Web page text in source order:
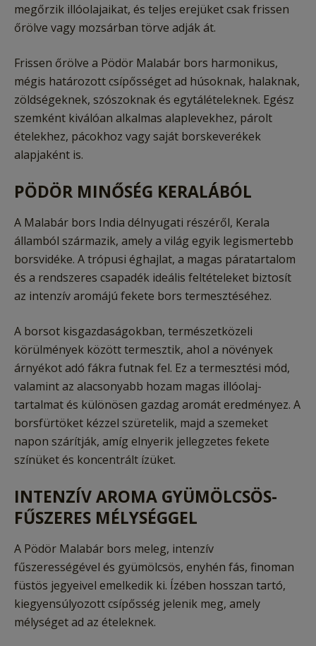
megőrzik illóolajaikat, és teljes erejüket csak frissen
őrölve vagy mozsárban törve adják át.
Frissen őrölve a Pödör Malabár bors harmonikus,
mégis határozott csípősséget ad húsoknak, halaknak,
zöldségeknek, szószoknak és egytálételeknek. Egész
szemként kiválóan alkalmas alaplevekhez, párolt
ételekhez, pácokhoz vagy saját borskeverékek
alapjaként is.
PÖDÖR MINŐSÉG KERALÁBÓL
A Malabár bors India délnyugati részéről, Kerala
államból származik, amely a világ egyik legismertebb
borsvidéke. A trópusi éghajlat, a magas páratartalom
és a rendszeres csapadék ideális feltételeket biztosít
az intenzív aromájú fekete bors termesztéséhez.
A borsot kisgazdaságokban, természetközeli
körülmények között termesztik, ahol a növények
árnyékot adó fákra futnak fel. Ez a termesztési mód,
valamint az alacsonyabb hozam magas illóolaj-
tartalmat és különösen gazdag aromát eredményez. A
borsfürtöket kézzel szüretelik, majd a szemeket
napon szárítják, amíg elnyerik jellegzetes fekete
színüket és koncentrált ízüket.
INTENZÍV AROMA GYÜMÖLCSÖS-
FŰSZERES MÉLYSÉGGEL
A Pödör Malabár bors meleg, intenzív
fűszerességével és gyümölcsös, enyhén fás, finoman
füstös jegyeivel emelkedik ki. Ízében hosszan tartó,
kiegyensúlyozott csípősség jelenik meg, amely
mélységet ad az ételeknek.